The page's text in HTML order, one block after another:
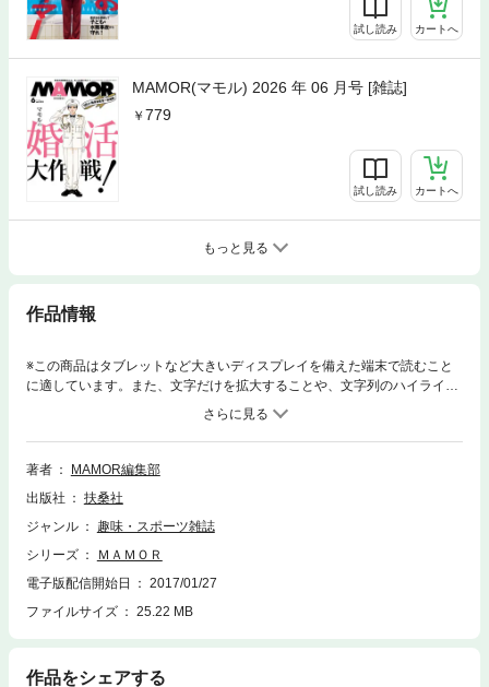
試し読み カートへ
MAMOR(マモル) 2026 年 06 月号 [雑誌]
779
試し読み カートへ
もっと見る
作品情報
※この商品はタブレットなど大きいディスプレイを備えた端末で読むこと
に適しています。また、文字だけを拡大することや、文字列のハイライ
ト、検索、辞書の参照、引用などの機能が使用できません。国民とともに
防衛を考える情報誌日本の防衛を担って活躍している防衛省・衛隊の日頃
の活動・情報を広く国民に発信し、その報道活動を通して、日本の防衛に
対する問題を読者に提議していく雑誌。毎月、日本の防衛に関する旬な特
紹介など、わかりやすい記事と、迫力満点の写真で、日本の防衛の最前線
の情報が楽しく読める、防衛省公認のオフィシャル・マガジン。防人たち
きました「だから自衛官が好き！」Military Report 世界に誇るUS-1A、2
を支える実務者たち 海上自衛隊 岩国航空基地隊 管理隊
著者
MAMOR編集部
出版社
扶桑社
ジャンル
趣味・スポーツ雑誌
シリーズ
ＭＡＭＯＲ
電子版配信開始日
2017/01/27
ファイルサイズ
25.22 MB
作品をシェアする